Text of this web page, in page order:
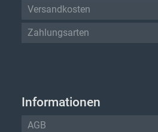
Versandkosten
Zahlungsarten
Informationen
AGB